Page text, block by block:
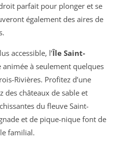
parfait pour plonger et se
également des aires de
accessible, l’Île Saint-
animée à seulement quelques
Rivières. Profitez d’une
des châteaux de sable et
du fleuve Saint-
et de pique-nique font de
familial.